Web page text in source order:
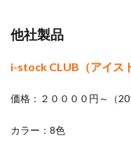
他社製品
i-stock CLUB（アイス
価格：２００００円～（
カラー：8色